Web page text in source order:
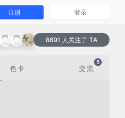
注册 登录
8691 人关注了 TA
色卡 交流
5